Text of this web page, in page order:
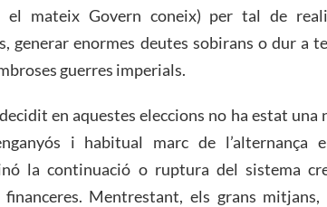
mateix Govern coneix) per tal de
generar enormes deutes sobirans o dur a
guerres imperials.
en aquestes eleccions no ha estat una
i habitual marc de l’alternança
la continuació o ruptura del sistema
Mentrestant, els grans mitjans,